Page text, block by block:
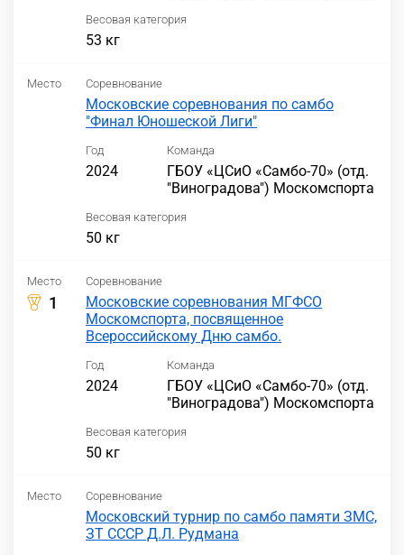
Весовая категория
53 кг
Место Соревнование
Московские соревнования по самбо
"Финал Юношеской Лиги"
Год
2024
Команда
ГБОУ «ЦСиО «Самбо-70» (отд.
"Виноградова") Москомспорта
Весовая категория
50 кг
Место
1
Соревнование
Московские соревнования МГФСО
Москомспорта, посвященное
Всероссийскому Дню самбо.
Год
2024
Команда
ГБОУ «ЦСиО «Самбо-70» (отд.
"Виноградова") Москомспорта
Весовая категория
50 кг
Место Соревнование
Московский турнир по самбо памяти ЗМС,
ЗТ СССР Д.Л. Рудмана